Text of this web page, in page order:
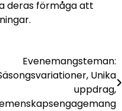
deras förmåga att
Evenemangsteman:
Unika
uppdrag,